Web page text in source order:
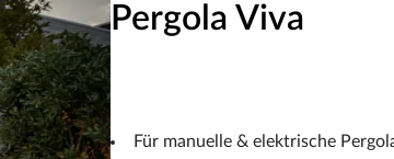
Pergola Viva
Für manuelle & elektrische